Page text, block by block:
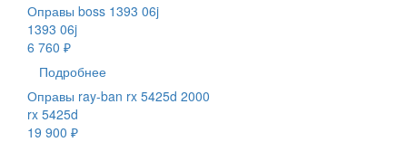
Оправы boss 1393 06j
1393 06j
6 760 ₽
Подробнее
Оправы ray-ban rx 5425d 2000
rx 5425d
19 900 ₽